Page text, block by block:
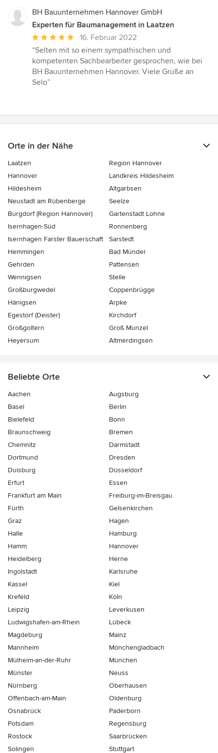
BH Bauunternehmen Hannover GmbH
Experten für Baumanagement in Laatzen
Durchschnittliche
Bewertung:
5
von
5
16. Februar 2022
“Selten mit so einem sympathischen und
kompetenten Sachbearbeiter gesprochen, wie bei
BH Bauunternehmen Hannover. Viele Grüße an
Selo”
Orte in der Nähe
Laatzen
Region Hannover
Hannover
Landkreis Hildesheim
Hildesheim
Altgarbsen
Neustadt am Rübenberge
Seelze
Burgdorf (Region Hannover)
Gartenstadt Lohne
Isernhagen-Süd
Ronnenberg
Isernhagen Farster Bauerschaft
Sarstedt
Hemmingen
Bad Münder
Gehrden
Pattensen
Wennigsen
Stelle
Großburgwedel
Coppenbrügge
Hänigsen
Arpke
Egestorf (Deister)
Kirchdorf
Großgoltern
Groß Munzel
Heyersum
Altmerdingsen
Beliebte Orte
Aachen
Augsburg
Basel
Berlin
Bielefeld
Bonn
Braunschweig
Bremen
Chemnitz
Darmstadt
Dortmund
Dresden
Duisburg
Düsseldorf
Erfurt
Essen
Frankfurt am Main
Freiburg-im-Breisgau
Fürth
Gelsenkirchen
Graz
Hagen
Halle
Hamburg
Hamm
Hannover
Heidelberg
Herne
Ingolstadt
Karlsruhe
Kassel
Kiel
Krefeld
Köln
Leipzig
Leverkusen
Ludwigshafen-am-Rhein
Lübeck
Magdeburg
Mainz
Mannheim
Mönchen­gladbach
Mülheim-an-der-Ruhr
München
Münster
Neuss
Nürnberg
Oberhausen
Offenbach-am-Main
Oldenburg
Osnabrück
Paderborn
Potsdam
Regensburg
Rostock
Saarbrücken
Solingen
Stuttgart